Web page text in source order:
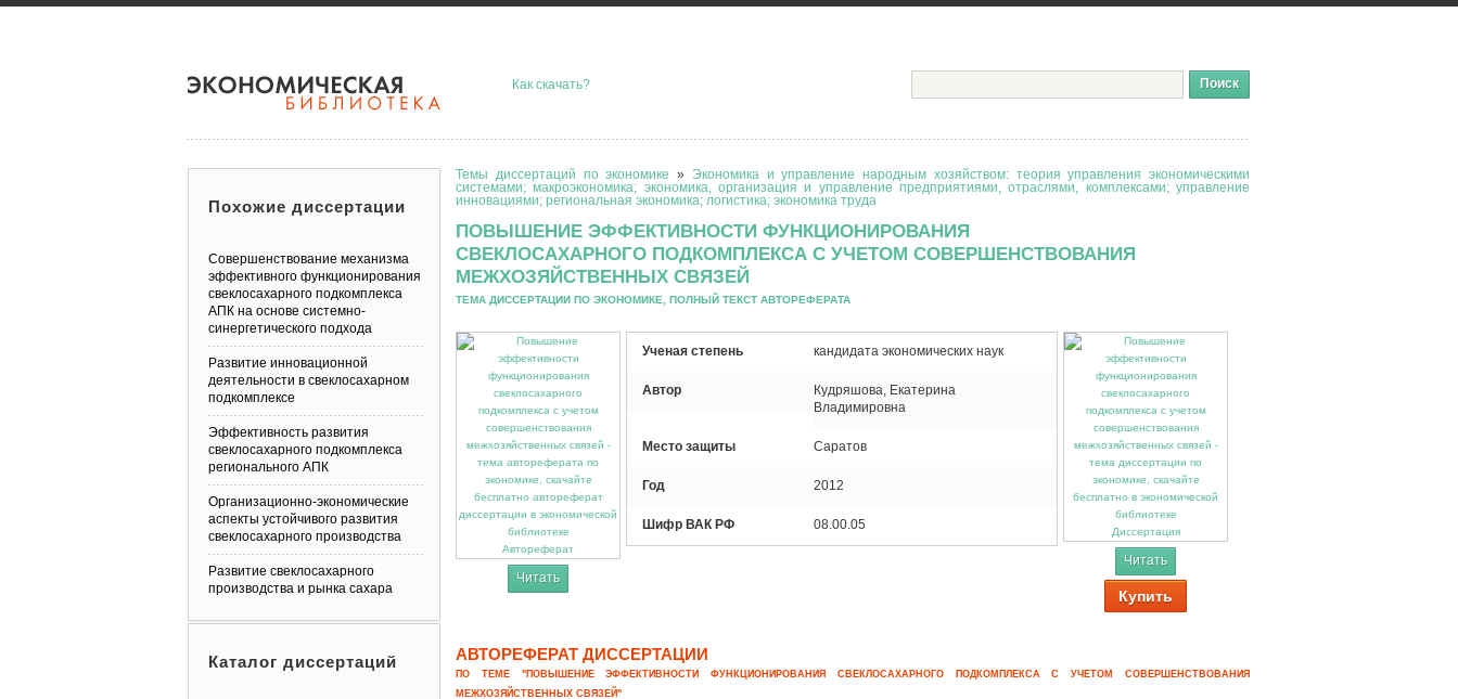
Как скачать?
Темы диссертаций по экономике » Экономика и управление народным хозяйством: теория управления экономическими
системами; макроэкономика; экономика, организация и управление предприятиями, отраслями, комплексами; управление
инновациями; региональная экономика; логистика; экономика труда
ПОВЫШЕНИЕ ЭФФЕКТИВНОСТИ ФУНКЦИОНИРОВАНИЯ
СВЕКЛОСАХАРНОГО ПОДКОМПЛЕКСА С УЧЕТОМ СОВЕРШЕНСТВОВАНИЯ
МЕЖХОЗЯЙСТВЕННЫХ СВЯЗЕЙ
ТЕМА ДИССЕРТАЦИИ ПО ЭКОНОМИКЕ, ПОЛНЫЙ ТЕКСТ АВТОРЕФЕРАТА
Автореферат
Читать
Ученая степень кандидата экономических наук
Автор
Кудряшова, Екатерина
Владимировна
Место защиты Саратов
Год 2012
Шифр ВАК РФ 08.00.05 Диссертация
Читать
Купить
АВТОРЕФЕРАТ ДИССЕРТАЦИИ
ПО ТЕМЕ "ПОВЫШЕНИЕ ЭФФЕКТИВНОСТИ ФУНКЦИОНИРОВАНИЯ СВЕКЛОСАХАРНОГО ПОДКОМПЛЕКСА С УЧЕТОМ СОВЕРШЕНСТВОВАНИЯ
МЕЖХОЗЯЙСТВЕННЫХ СВЯЗЕЙ"
Похожие диссертации
Совершенствование механизма
эффективного функционирования
свеклосахарного подкомплекса
АПК на основе системно-
синергетического подхода
Развитие инновационной
деятельности в свеклосахарном
подкомплексе
Эффективность развития
свеклосахарного подкомплекса
регионального АПК
Организационно-экономические
аспекты устойчивого развития
свеклосахарного производства
Развитие свеклосахарного
производства и рынка сахара
Каталог диссертаций